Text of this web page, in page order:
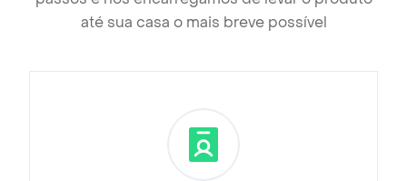
até sua casa o mais breve possível